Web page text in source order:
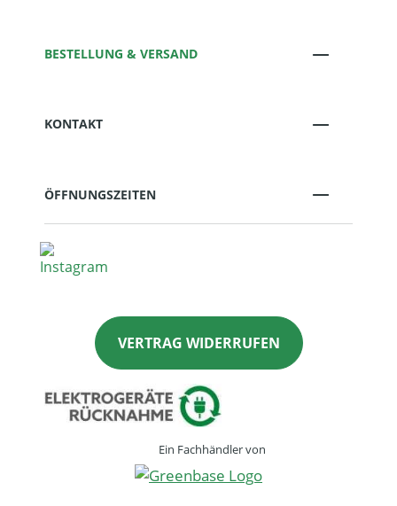
BESTELLUNG & VERSAND
KONTAKT
ÖFFNUNGSZEITEN
VERTRAG WIDERRUFEN
Ein Fachhändler von